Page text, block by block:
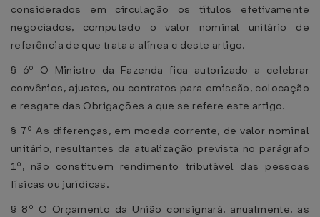
considerados em circulação os títulos efetivamente
negociados, computado o valor nominal unitário de
referência de que trata a alínea c deste artigo.
§ 6º O Ministro da Fazenda fica autorizado a celebrar
convênios, ajustes, ou contratos para emissão, colocação
e resgate das Obrigações a que se refere este artigo.
§ 7º As diferenças, em moeda corrente, de valor nominal
unitário, resultantes da atualização prevista no parágrafo
1º, não constituem rendimento tributável das pessoas
físicas ou jurídicas.
§ 8º O Orçamento da União consignará, anualmente, as